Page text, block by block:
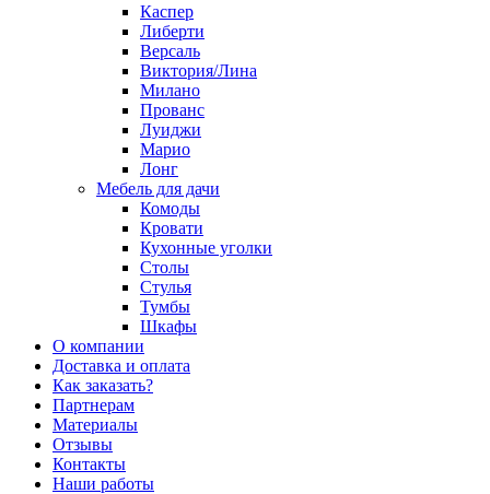
Каспер
Либерти
Версаль
Виктория/Лина
Милано
Прованс
Луиджи
Марио
Лонг
Мебель для дачи
Комоды
Кровати
Кухонные уголки
Столы
Стулья
Тумбы
Шкафы
О компании
Доставка и оплата
Как заказать?
Партнерам
Материалы
Отзывы
Контакты
Наши работы